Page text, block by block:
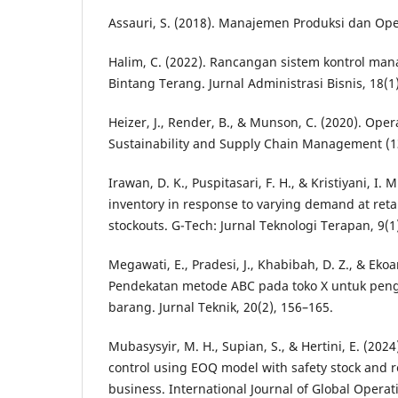
Assauri, S. (2018). Manajemen Produksi dan
Halim, C. (2022). Rancangan sistem kontrol
Bintang Terang. Jurnal Administrasi Bisnis,
Heizer, J., Render, B., & Munson, C. (2020).
Sustainability and Supply Chain Management
Irawan, D. K., Puspitasari, F. H., & Kristiyani, I.
inventory in response to varying demand at
stockouts. G-Tech: Jurnal Teknologi Terapan,
Megawati, E., Pradesi, J., Khabibah, D. Z., &
Pendekatan metode ABC pada toko X untuk
barang. Jurnal Teknik, 20(2), 156–165.
Mubasysyir, M. H., Supian, S., & Hertini, E.
control using EOQ model with safety stock and
business. International Journal of Global